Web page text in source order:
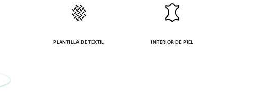
PLANTILLA DE TEXTIL INTERIOR DE PIEL